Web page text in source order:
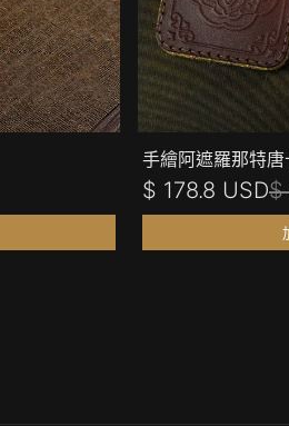
手繪阿遮羅那特唐
$ 178.8 USD$